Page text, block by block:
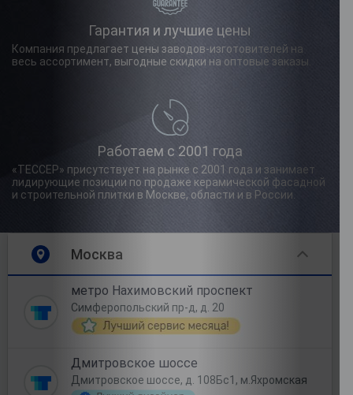
Гарантия и лучшие цены
Компания предлагает цены заводов-изготовителей на
весь ассортимент, выгодные скидки на оптовые заказы.
Работаем с 2001 года
«ТЕССЕР» присутствует на рынке с 2001 года и занимает
лидирующие позиции по продаже керамической фасадной
и строительной плитки в Москве, области и в России.
Москва
метро Нахимовский проспект
Симферопольский пр-д, д. 20
Дмитровское шоссе
Дмитровское шоссе, д. 108Бс1, м.Яхромская